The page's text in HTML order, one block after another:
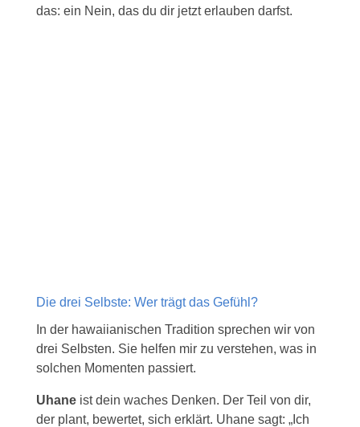
das: ein Nein, das du dir jetzt erlauben darfst.
Die drei Selbste: Wer trägt das Gefühl?
In der hawaiianischen Tradition sprechen wir von
drei Selbsten. Sie helfen mir zu verstehen, was in
solchen Momenten passiert.
Uhaneist dein waches Denken. Der Teil von dir,
der plant, bewertet, sich erklärt. Uhane sagt: „Ich